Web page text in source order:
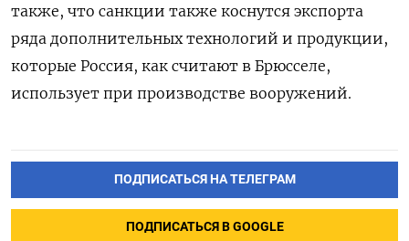
также, что санкции также коснутся экспорта
ряда дополнительных технологий и продукции,
которые Россия, как считают в Брюсселе,
использует при производстве вооружений.
ПОДПИСАТЬСЯ НА ТЕЛЕГРАМ
ПОДПИСАТЬСЯ В GOOGLE